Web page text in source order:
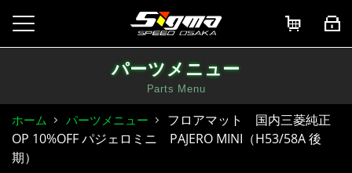
パーツメニュー
Parts Menu
ホーム パーツメニュー
フロアマット 国内三菱純正
OP 10%OFF パジェロミニ PAJERO MINI（H53/58A 後
期）